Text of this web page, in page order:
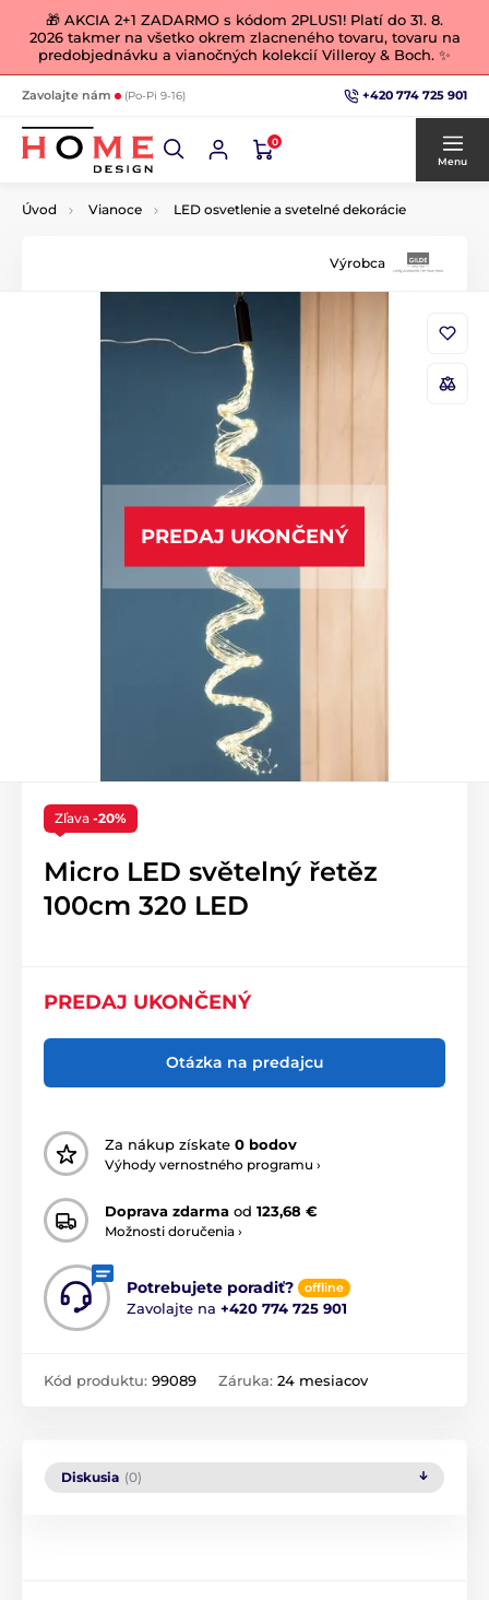
🎁 AKCIA 2+1 ZADARMO s kódom 2PLUS1! Platí do 31. 8.
2026 takmer na všetko okrem zlacneného tovaru, tovaru na
predobjednávku a vianočných kolekcií Villeroy & Boch. ✨
Zavolajte nám (Po-Pi 9-16) +420 774 725 901
0
Menu
Úvod Vianoce LED osvetlenie a svetelné dekorácie
Výrobca
PREDAJ UKONČENÝ
Zľava -20%
Micro LED světelný řetěz
100cm 320 LED
PREDAJ UKONČENÝ
Otázka na predajcu
Za nákup získate 0 bodov
Výhody vernostného programu ›
Doprava zdarma od 123,68 €
Možnosti doručenia ›
Potrebujete poradiť? offline
Zavolajte na +420 774 725 901
Kód produktu: 99089 Záruka: 24 mesiacov
Diskusia (0)